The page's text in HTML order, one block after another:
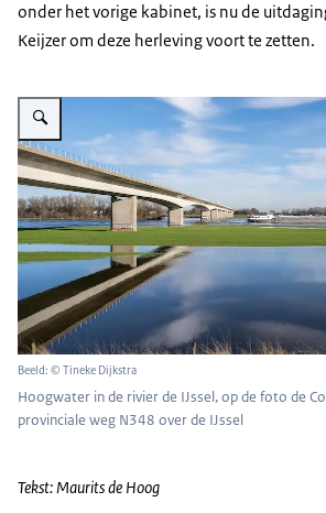
onder het vorige kabinet, is nu de
Keijzer om deze herleving voort te zetten.
Vergroot afbeelding De IJssel met vrachtschip,
Beeld: © Tineke Dijkstra
Hoogwater in de rivier de IJssel, op de foto de
provinciale weg N348 over de IJssel
Tekst: Maurits de Hoog